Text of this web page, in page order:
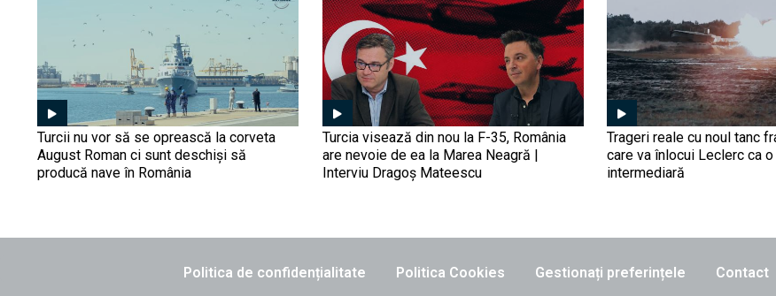
Turcii nu vor să se oprească la corveta
August Roman ci sunt deschiși să
producă nave în România
Turcia visează din nou la F-35, România
are nevoie de ea la Marea Neagră |
Interviu Dragoș Mateescu
Trageri reale cu noul tanc
care va înlocui Leclerc ca
intermediară
Politica de confidențialitate Politica Cookies Gestionați preferințele Contact